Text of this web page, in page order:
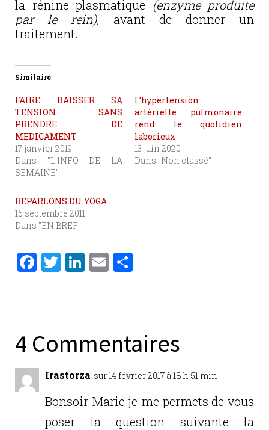
la rénine plasmatique (enzyme produite
par le rein), avant de donner un
traitement.
Similaire
FAIRE BAISSER SA
TENSION SANS
PRENDRE DE
MEDICAMENT
17 janvier 2019
Dans "L'INFO DE LA
SEMAINE"
L’hypertension
artérielle pulmonaire
rend le quotidien
laborieux
13 juin 2020
Dans "Non classé"
REPARLONS DU YOGA
15 septembre 2011
Dans "EN BREF"
F
b
o
o
k
T
r
Li
dI
n
E
er
4 Commentaires
Irastorza sur 14 février 2017 à 18 h 51 min
Bonsoir Marie je me permets de vous
poser la question suivante la